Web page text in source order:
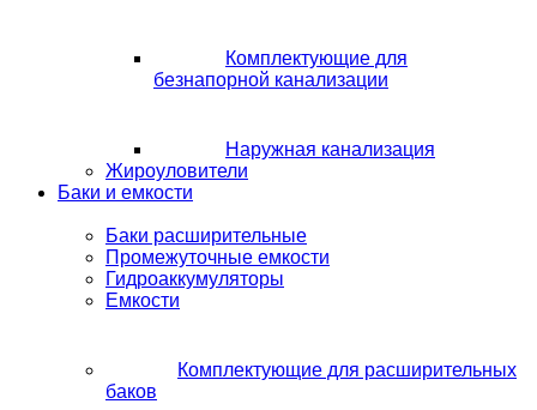
Комплектующие для
безнапорной канализации
Наружная канализация
Жироуловители
Баки и емкости
Баки расширительные
Промежуточные емкости
Гидроаккумуляторы
Емкости
Комплектующие для расширительных
баков